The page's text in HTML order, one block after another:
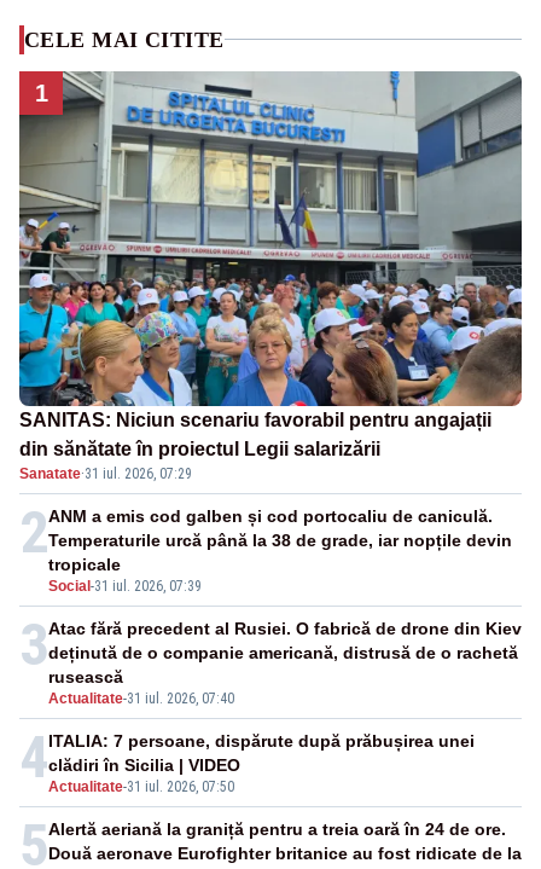
CELE MAI CITITE
1
SANITAS: Niciun scenariu favorabil pentru angajații
din sănătate în proiectul Legii salarizării
Sanatate·31 iul. 2026, 07:29
2
Social -31 iul. 2026, 07:39
ANM a emis cod galben și cod portocaliu de caniculă.
Temperaturile urcă până la 38 de grade, iar nopțile devin
tropicale
3
Actualitate-31 iul. 2026, 07:40
Atac fără precedent al Rusiei. O fabrică de drone din Kiev
deținută de o companie americană, distrusă de o rachetă
rusească
4Actualitate-31 iul. 2026, 07:50
ITALIA: 7 persoane, dispărute după prăbușirea unei
clădiri în Sicilia | VIDEO
5Alertă aeriană la graniță pentru a treia oară în 24 de ore.
Două aeronave Eurofighter britanice au fost ridicate de la